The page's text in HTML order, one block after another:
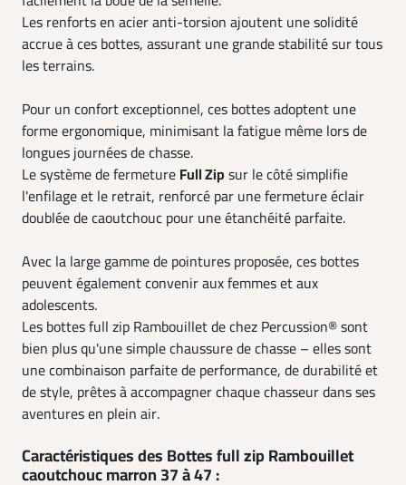
Les renforts en acier anti-torsion ajoutent une solidité
accrue à ces bottes, assurant une grande stabilité sur tous
les terrains.
Pour un confort exceptionnel, ces bottes adoptent une
forme ergonomique, minimisant la fatigue même lors de
longues journées de chasse.
Le système de fermeture Full Zip sur le côté simplifie
l'enfilage et le retrait, renforcé par une fermeture éclair
doublée de caoutchouc pour une étanchéité parfaite.
Avec la large gamme de pointures proposée, ces bottes
peuvent également convenir aux femmes et aux
adolescents.
Les bottes full zip Rambouillet de chez Percussion® sont
bien plus qu'une simple chaussure de chasse – elles sont
une combinaison parfaite de performance, de durabilité et
de style, prêtes à accompagner chaque chasseur dans ses
aventures en plein air.
Caractéristiques des Bottes full zip Rambouillet
caoutchouc marron 37 à 47 :